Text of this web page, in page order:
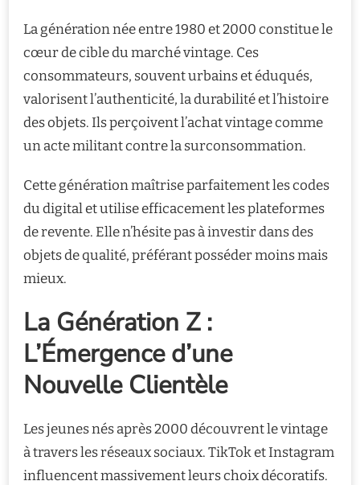
La génération née entre 1980 et 2000 constitue le
cœur de cible du marché vintage. Ces
consommateurs, souvent urbains et éduqués,
valorisent l’authenticité, la durabilité et l’histoire
des objets. Ils perçoivent l’achat vintage comme
un acte militant contre la surconsommation.
Cette génération maîtrise parfaitement les codes
du digital et utilise efficacement les plateformes
de revente. Elle n’hésite pas à investir dans des
objets de qualité, préférant posséder moins mais
mieux.
La Génération Z :
L’Émergence d’une
Nouvelle Clientèle
Les jeunes nés après 2000 découvrent le vintage
à travers les réseaux sociaux. TikTok et Instagram
influencent massivement leurs choix décoratifs.